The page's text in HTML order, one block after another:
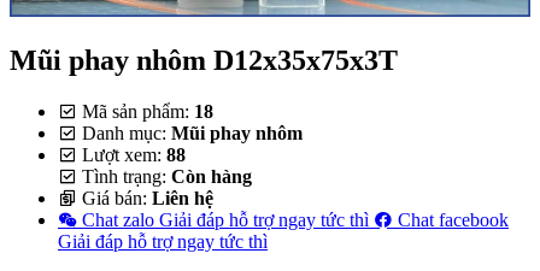
Mũi phay nhôm D12x35x75x3T
Mã sản phẩm: 18
Danh mục: Mũi phay nhôm
Lượt xem: 88
Tình trạng: Còn hàng
Giá bán: Liên hệ
Chat zalo Giải đáp hỗ trợ ngay tức thì
Chat facebook
Giải đáp hỗ trợ ngay tức thì